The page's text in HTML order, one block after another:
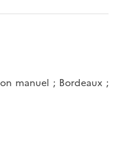
manuel ; Bordeaux ;